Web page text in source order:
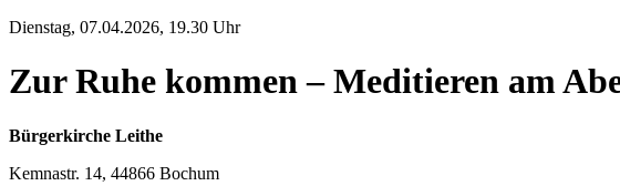
Dienstag, 07.04.2026, 19.30 Uhr
Zur Ruhe kommen – Meditieren am
Bürgerkirche Leithe
Kemnastr. 14, 44866 Bochum